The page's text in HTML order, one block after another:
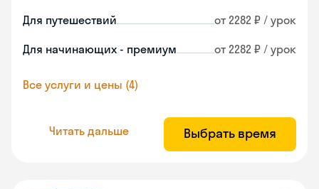
Для путешествий от 2282 ₽ / урок
Для начинающих - премиум от 2282 ₽ / урок
Все услуги и цены (4)
Читать дальше Выбрать время